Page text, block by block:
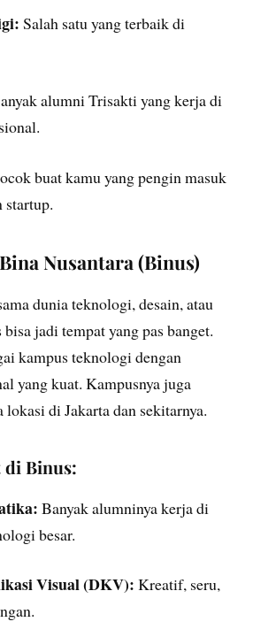
Salah satu yang terbaik di
alumni Trisakti yang kerja di
buat kamu yang pengin masuk
startup.
Nusantara (Binus)
dunia teknologi, desain, atau
jadi tempat yang pas banget.
kampus teknologi dengan
yang kuat. Kampusnya juga
lokasi di Jakarta dan sekitarnya.
di Binus:
Banyak alumninya kerja di
besar.
Visual (DKV): Kreatif, seru,